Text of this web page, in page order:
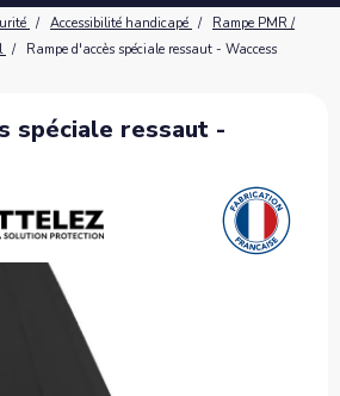
Accessibilité handicapé
Rampe PMR /
Rampe d'accès spéciale ressaut - Waccess
spéciale ressaut -